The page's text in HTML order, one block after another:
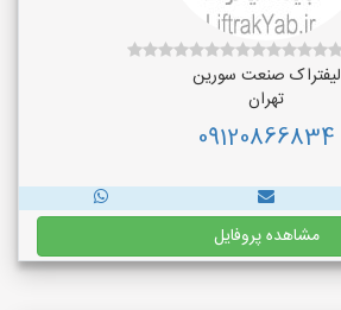
لیفتراک صنعت سورین
تهران
09120866834
مشاهده پروفایل